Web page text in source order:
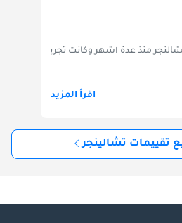
منذ عدة أشهر وكانت تجربة مبهجة!
اقرأ المزيد
تقييمات تشالينجر